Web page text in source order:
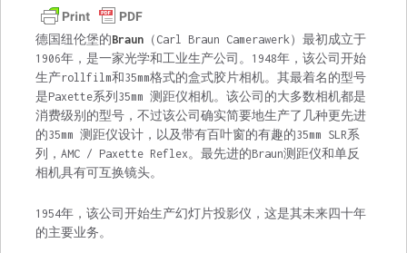
德国纽伦堡的Braun（Carl Braun Camerawerk）最初成立于
1906年，是一家光学和工业生产公司。1948年，该公司开始
生产rollfilm和35mm格式的盒式胶片相机。其最着名的型号
是Paxette系列35mm 测距仪相机。该公司的大多数相机都是
消费级别的型号，不过该公司确实简要地生产了几种更先进
的35mm 测距仪设计，以及带有百叶窗的有趣的35mm SLR系
列，AMC / Paxette Reflex。最先进的Braun测距仪和单反
相机具有可互换镜头。
1954年，该公司开始生产幻灯片投影仪，这是其未来四十年
的主要业务。